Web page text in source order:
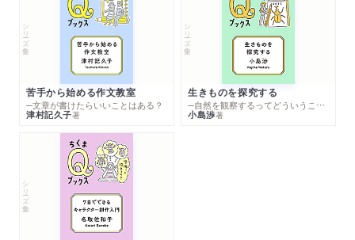
シリーズ・全集
苦手から始める作文教室
─文章が書けたらいいことはある？
津村記久子著
シリーズ・全集
生きものを探究する
─自然を観察するってどういうこと？
小島渉著
シリーズ・全集